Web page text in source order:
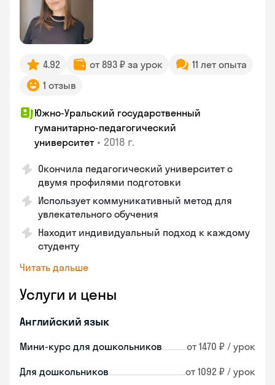
4.92 от 893 ₽ за урок
11 лет опыта
1 отзыв
Южно-Уральский государственный
гуманитарно-педагогический
университет • 2018 г.
Окончила педагогический университет с
двумя профилями подготовки
Использует коммуникативный метод для
увлекательного обучения
Находит индивидуальный подход к каждому
студенту
Читать дальше
Услуги и цены
Английский язык
Мини-курс для дошкольников от 1470 ₽ / урок
Для дошкольников от 1092 ₽ / урок